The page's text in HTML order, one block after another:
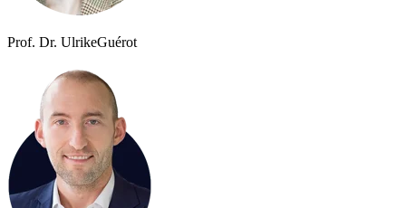
Prof. Dr. UlrikeGuérot